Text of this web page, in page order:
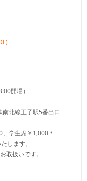
開場）
南北線王子駅5番出口
学生席￥1,000＊
します。
取扱いです。